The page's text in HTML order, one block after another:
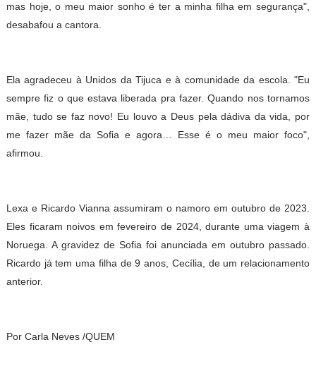
mas hoje, o meu maior sonho é ter a minha filha em segurança",
desabafou a cantora.
Ela agradeceu à Unidos da Tijuca e à comunidade da escola. "Eu
sempre fiz o que estava liberada pra fazer. Quando nos tornamos
mãe, tudo se faz novo! Eu louvo a Deus pela dádiva da vida, por
me fazer mãe da Sofia e agora… Esse é o meu maior foco",
afirmou.
Lexa e Ricardo Vianna assumiram o namoro em outubro de 2023.
Eles ficaram noivos em fevereiro de 2024, durante uma viagem à
Noruega. A gravidez de Sofia foi anunciada em outubro passado.
Ricardo já tem uma filha de 9 anos, Cecília, de um relacionamento
anterior.
Por Carla Neves /QUEM